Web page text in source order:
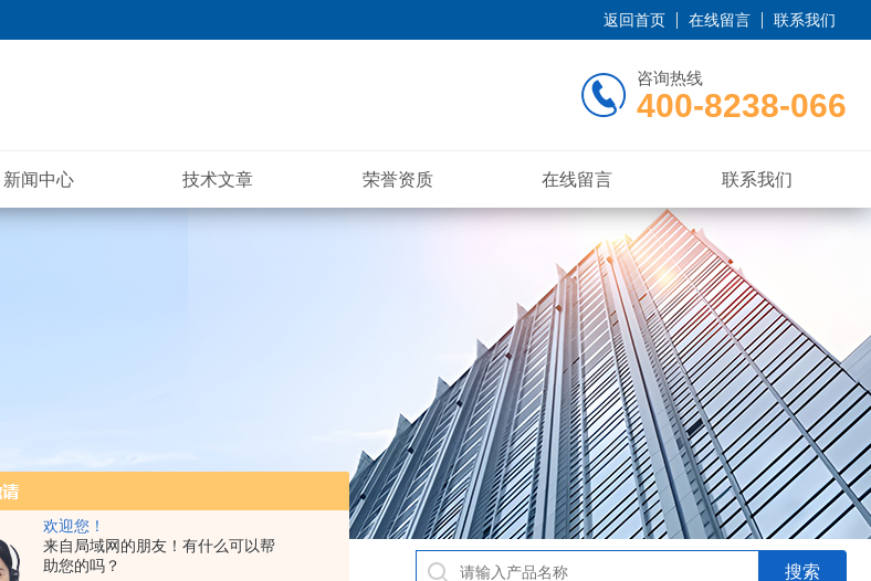
欢迎您！
来自局域网的朋友！有什么可以帮
助您的吗？
返回首页 在线留言 联系我们
咨询热线
400-8238-066
新闻中心 技术文章 荣誉资质 在线留言 联系我们